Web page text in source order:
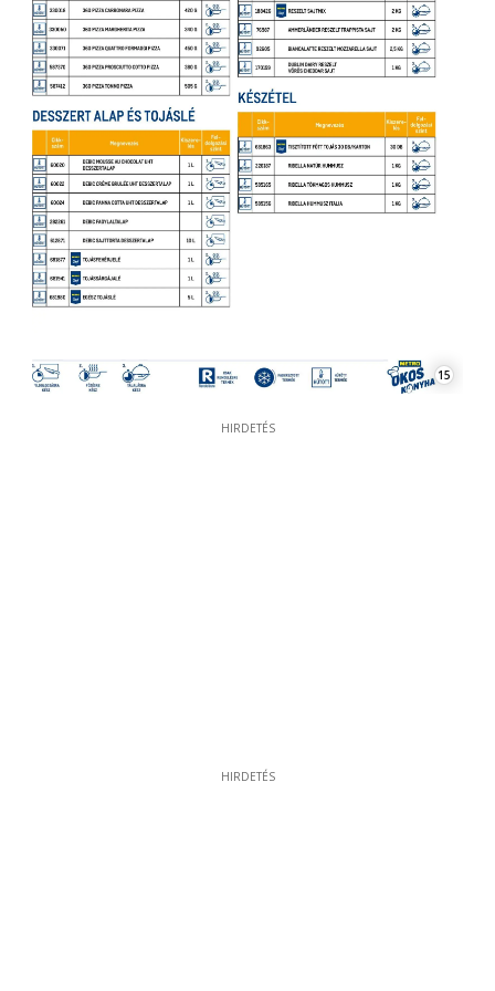
15
HIRDETÉS
HIRDETÉS